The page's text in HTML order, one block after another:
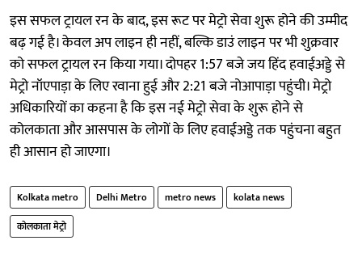
इस सफल ट्रायल रन के बाद, इस रूट पर मेट्रो सेवा शुरू होने की उम्मीद
बढ़ गई है। केवल अप लाइन ही नहीं, बल्कि डाउं लाइन पर भी शुक्रवार
को सफल ट्रायल रन किया गया। दोपहर 1:57 बजे जय हिंद हवाईअड्डे से
मेट्रो नॉएपाड़ा के लिए रवाना हुई और 2:21 बजे नोआपाड़ा पहुंची। मेट्रो
अधिकारियों का कहना है कि इस नई मेट्रो सेवा के शुरू होने से
कोलकाता और आसपास के लोगों के लिए हवाईअड्डे तक पहुंचना बहुत
ही आसान हो जाएगा।
Kolkata metro Delhi Metro metro news
kolata news
कोलकाता मेट्रो